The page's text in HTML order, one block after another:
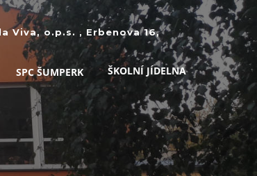
Viva, o.p.s. , Erbenova 16,
SPC ŠUMPERK ŠKOLNÍ JÍDELNA